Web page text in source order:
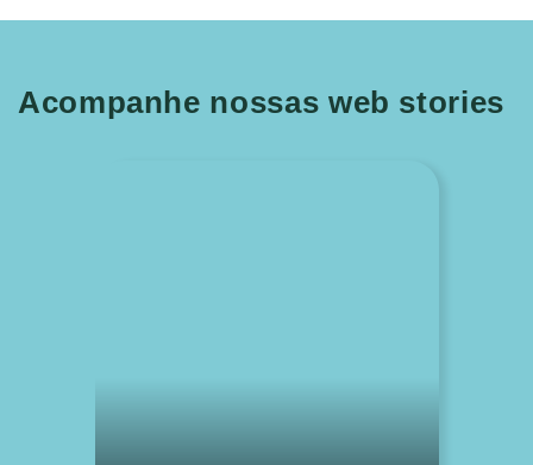
Acompanhe nossas web stories